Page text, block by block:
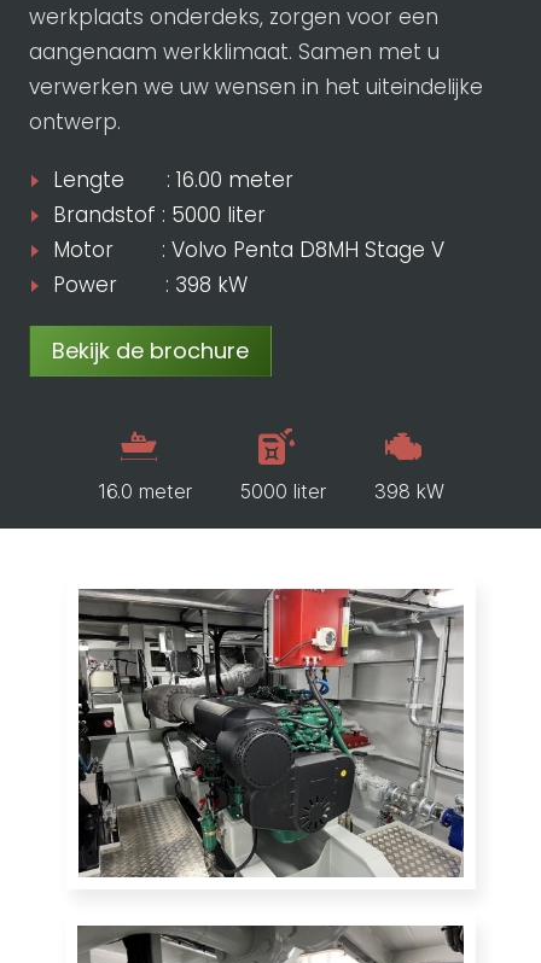
werkplaats onderdeks, zorgen voor een
aangenaam werkklimaat. Samen met u
verwerken we uw wensen in het uiteindelijke
ontwerp.
Lengte : 16.00 meter
Brandstof : 5000 liter
Motor : Volvo Penta D8MH Stage V
Power : 398 kW
Bekijk de brochure
16.0 meter 5000 liter 398 kW